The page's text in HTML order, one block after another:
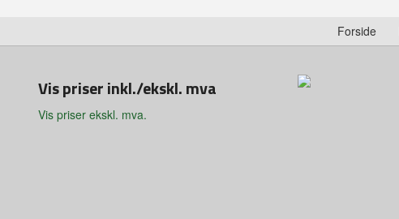
Forside
Vis priser inkl./ekskl. mva
Vis priser ekskl. mva.